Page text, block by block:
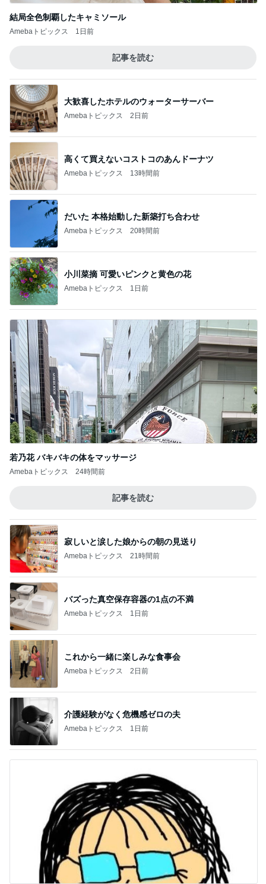
結局全色制覇したキャミソール
Amebaトピックス 1日前
記事を読む
大歓喜したホテルのウォーターサーバー
Amebaトピックス 2日前
高くて買えないコストコのあんドーナツ
Amebaトピックス 13時間前
だいた 本格始動した新築打ち合わせ
Amebaトピックス 20時間前
小川菜摘 可愛いピンクと黄色の花
Amebaトピックス 1日前
若乃花 バキバキの体をマッサージ
Amebaトピックス 24時間前
記事を読む
寂しいと涙した娘からの朝の見送り
Amebaトピックス 21時間前
バズった真空保存容器の1点の不満
Amebaトピックス 1日前
これから一緒に楽しみな食事会
Amebaトピックス 2日前
介護経験がなく危機感ゼロの夫
Amebaトピックス 1日前